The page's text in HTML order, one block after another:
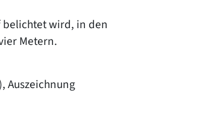
wird, in den
Metern.
Auszeichnung